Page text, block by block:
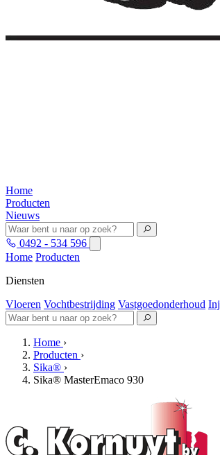
Home
Producten
Nieuws
0492 - 534 596
Home Producten
Diensten
Vloeren Vochtbestrijding Vastgoedonderhoud
Home ›
Producten ›
Sika® ›
Sika® MasterEmaco 930